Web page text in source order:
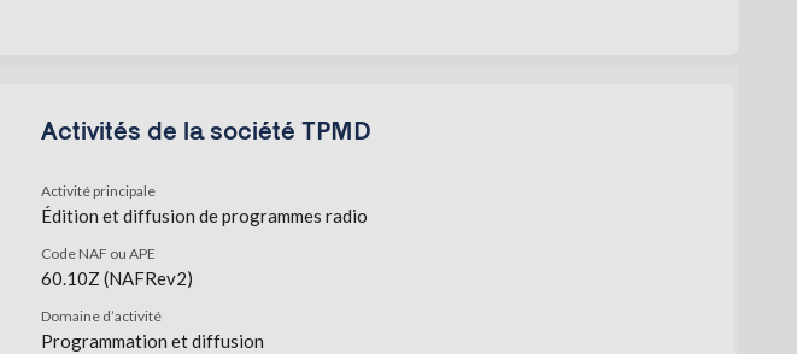
Activités de la société TPMD
Activité principale
Édition et diffusion de programmes radio
Code NAF ou APE
60.10Z (NAFRev2)
Domaine d’activité
Programmation et diffusion